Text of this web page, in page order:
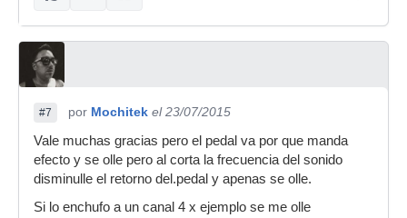
#7 por Mochitek el 23/07/2015
Vale muchas gracias pero el pedal va por que manda
efecto y se olle pero al corta la frecuencia del sonido
disminulle el retorno del.pedal y apenas se olle.
Si lo enchufo a un canal 4 x ejemplo se me olle